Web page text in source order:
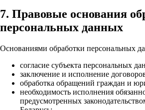
7. Правовые основания
персональных данных
Основаниями обработки персональных
согласие субъекта персональных
заключение и исполнение
обработка обращений граждан и
необходимость исполнения
предусмотренных